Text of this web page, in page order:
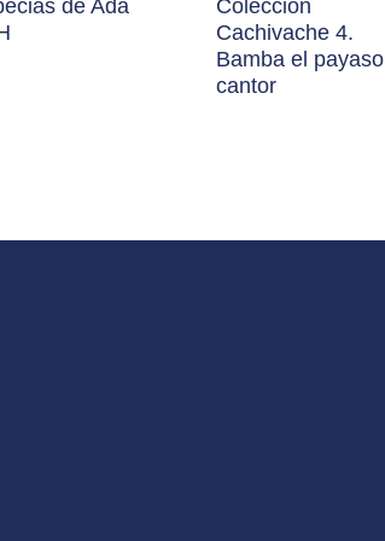
de Ada
Colección
Cachivache 4.
Bamba el payaso
cantor